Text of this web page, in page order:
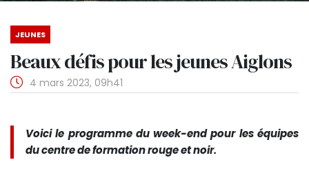
JEUNES
Beaux défis pour les jeunes Aiglons
4 mars 2023, 09h41
Voici le programme du week-end pour les équipes
du centre de formation rouge et noir.